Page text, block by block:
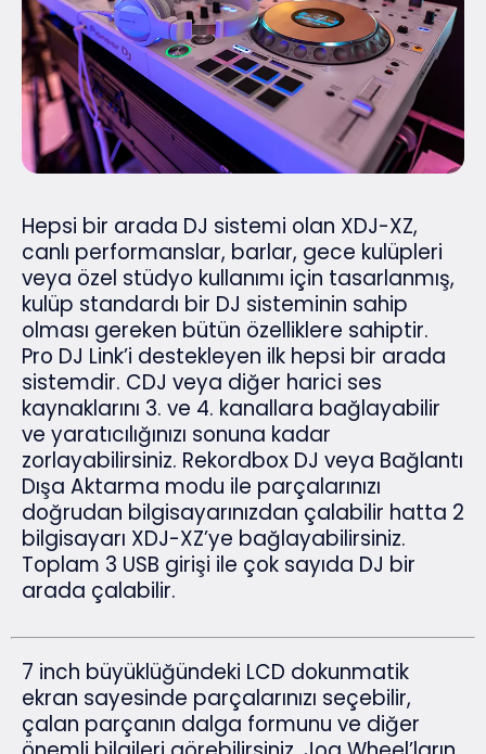
Hepsi bir arada DJ sistemi olan XDJ-XZ,
canlı performanslar, barlar, gece kulüpleri
veya özel stüdyo kullanımı için tasarlanmış,
kulüp standardı bir DJ sisteminin sahip
olması gereken bütün özelliklere sahiptir.
Pro DJ Link’i destekleyen ilk hepsi bir arada
sistemdir. CDJ veya diğer harici ses
kaynaklarını 3. ve 4. kanallara bağlayabilir
ve yaratıcılığınızı sonuna kadar
zorlayabilirsiniz. Rekordbox DJ veya Bağlantı
Dışa Aktarma modu ile parçalarınızı
doğrudan bilgisayarınızdan çalabilir hatta 2
bilgisayarı XDJ-XZ’ye bağlayabilirsiniz.
Toplam 3 USB girişi ile çok sayıda DJ bir
arada çalabilir.
7 inch büyüklüğündeki LCD dokunmatik
ekran sayesinde parçalarınızı seçebilir,
çalan parçanın dalga formunu ve diğer